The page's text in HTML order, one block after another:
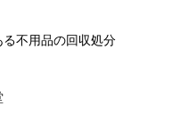
不用品の回収処分